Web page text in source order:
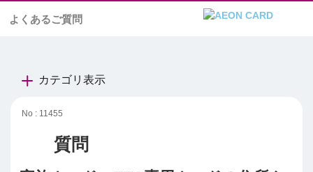
よくあるご質問
カテゴリ表示
No : 11455